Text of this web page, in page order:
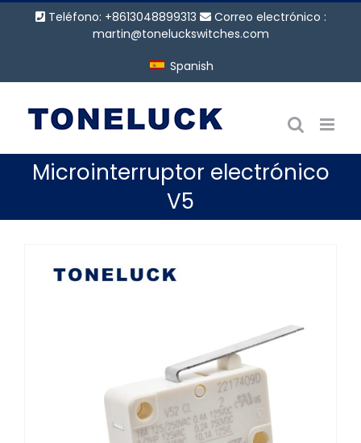
Saltar Teléfono: +8613048899313
Correo electrónico :
martin@toneluckswitches.com
Spanish
Microinterruptor electrónico
V5
Microinterruptor de palanca de 15
amperios NO compatible con IEC 60335-
1 Ed 4